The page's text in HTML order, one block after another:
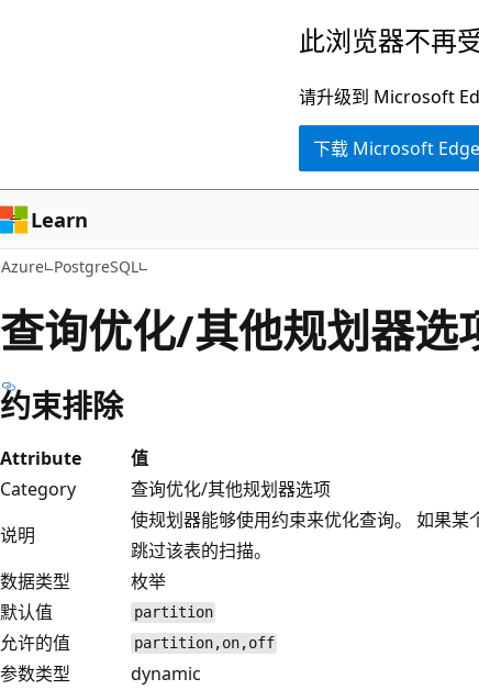
容
此浏览器不再
请升级到 Microsoft
下载 Microsoft Edge
Learn
Azure PostgreSQL
查询优化/其他规划器选
约束排除
Attribute
值
Category
查询优化/其他规划器选项
说明
使规划器能够使用约束来优化查询。 如果
跳过该表的扫描。
数据类型
枚举
默认值
partition
允许的值 partition,on,off
参数类型
dynamic